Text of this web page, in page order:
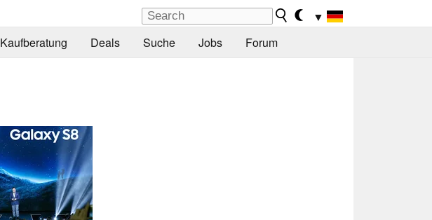
▼
Kaufberatung Deals Suche Jobs Forum